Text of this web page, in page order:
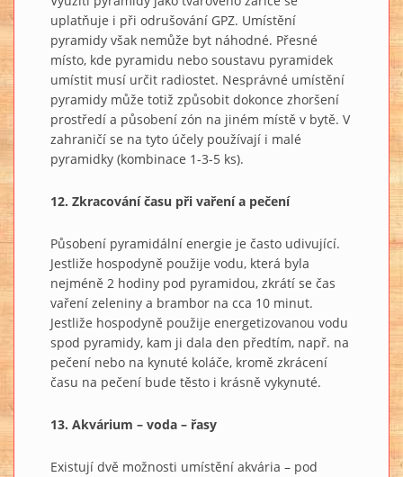
uplatňuje i při odrušování GPZ. Umístění
pyramidy však nemůže byt náhodné. Přesné
místo, kde pyramidu nebo soustavu pyramidek
umístit musí určit radiostet. Nesprávné umístění
pyramidy může totiž způsobit dokonce zhoršení
prostředí a působení zón na jiném místě v bytě. V
zahraničí se na tyto účely používají i malé
pyramidky (kombinace 1-3-5 ks).
12. Zkracování času při vaření a pečení
Působení pyramidální energie je často udivující.
Jestliže hospodyně použije vodu, která byla
nejméně 2 hodiny pod pyramidou, zkrátí se čas
vaření zeleniny a brambor na cca 10 minut.
Jestliže hospodyně použije energetizovanou vodu
spod pyramidy, kam ji dala den předtím, např. na
pečení nebo na kynuté koláče, kromě zkrácení
času na pečení bude těsto i krásně vykynuté.
13. Akvárium – voda – řasy
Existují dvě možnosti umístění akvária – pod